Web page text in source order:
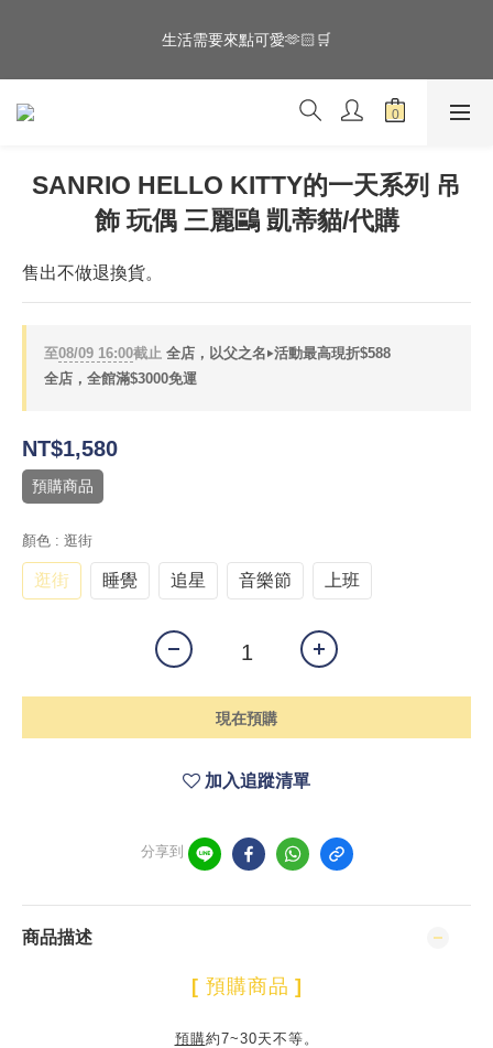
全館滿$3000享『超商』免運費
生活需要來點可愛🫶🏻🛒
滿$3000折$288 滿$6000折$588 倒數
23
5
4
3
4
3
5
4
3
9
8
4
3
2
6
5
2
1
0
5
4
3
0
全館滿$3000享『超商』免運費
SANRIO HELLO KITTY的一天系列 吊
飾 玩偶 三麗鷗 凱蒂貓/代購
售出不做退換貨。
至08/09 16:00截止 全店，以父之名‣活動最高現折$588
全店，全館滿$3000免運
NT$1,580
預購商品
顏色 : 逛街
逛街 睡覺 追星 音樂節 上班
現在預購
加入追蹤清單
分享到
商品描述
[ 預購商品 ]
預購約7~30天不等。